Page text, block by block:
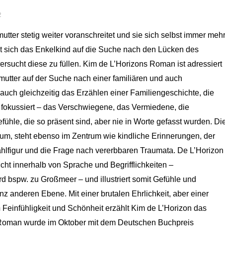
stetig weiter voranschreitet und sie sich selbst immer mehr
sich das Enkelkind auf die Suche nach den Lücken des
diese zu füllen. Kim de L’Horizons Roman ist adressiert
auf der Suche nach einer familiären und auch
gleichzeitig das Erzählen einer Familiengeschichte, die
fokussiert – das Verschwiegene, das Vermiedene, die
die so präsent sind, aber nie in Worte gefasst wurden.
steht ebenso im Zentrum wie kindliche Erinnerungen, der
und die Frage nach vererbbaren Traumata. De L’Horizon
innerhalb von Sprache und Begrifflichkeiten –
bspw. zu Großmeer – und illustriert somit Gefühle und
anderen Ebene. Mit einer brutalen Ehrlichkeit, aber einer
und Schönheit erzählt Kim de L’Horizon das
wurde im Oktober mit dem Deutschen Buchpreis